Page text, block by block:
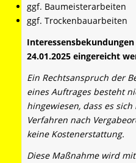
ggf. Baumeisterarbeiten
ggf. Trockenbauarbeiten
24.01.2025 eingereicht
Ein Rechtsanspruch der
eines Auftrages besteht
hingewiesen, dass es
Verfahren nach
keine Kostenerstattung.
Diese Maßnahme wird